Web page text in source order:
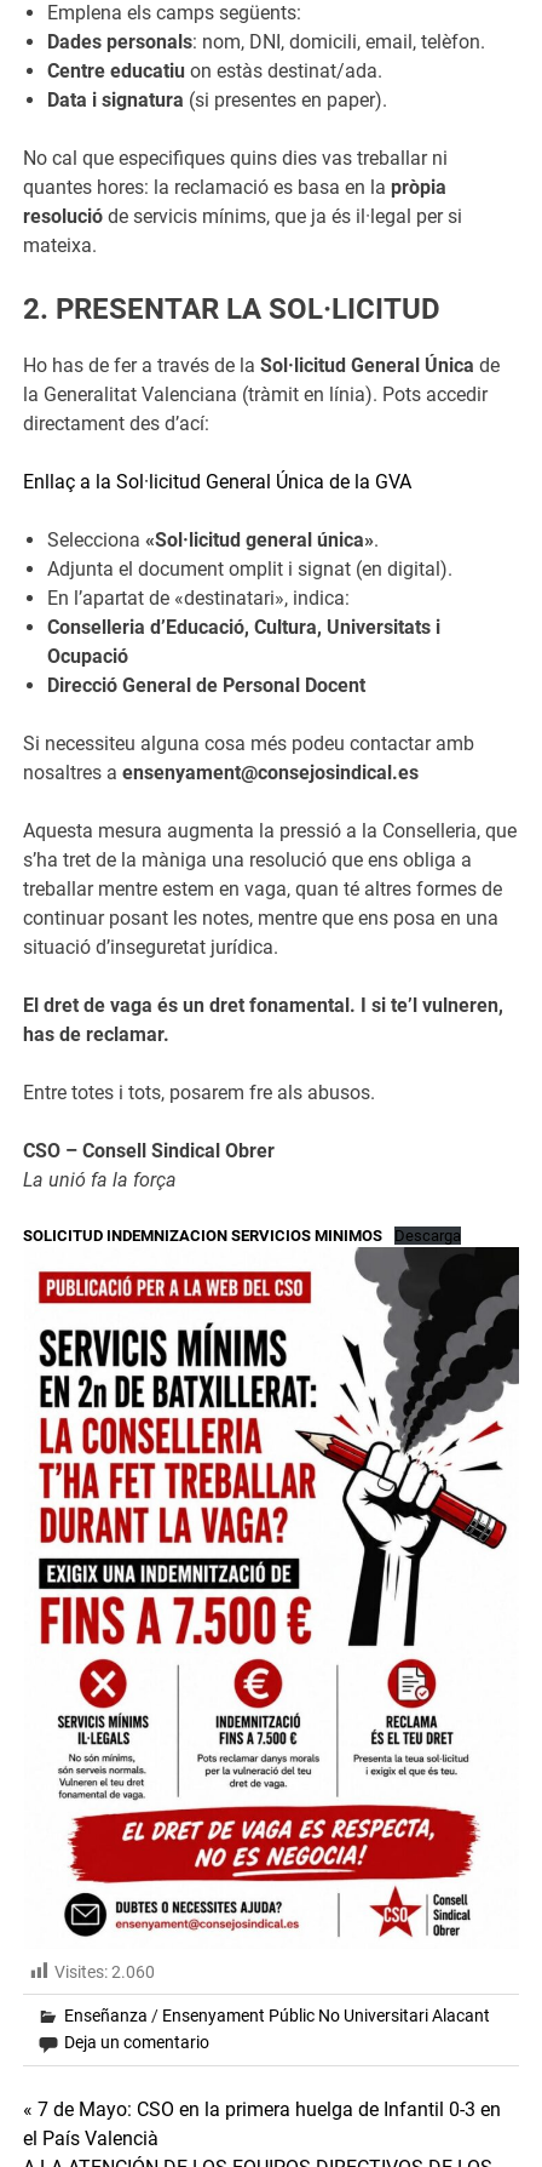
Emplena els camps següents:
Dades personals: nom, DNI, domicili, email, telèfon.
Centre educatiu on estàs destinat/ada.
Data i signatura (si presentes en paper).
No cal que especifiques quins dies vas treballar ni
quantes hores: la reclamació es basa en lapròpia
resolució de servicis mínims, que ja és il·legal per si
mateixa.
2. PRESENTAR LA SOL·LICITUD
Ho has de fer a través de laSol·licitud General Única de
la Generalitat Valenciana (tràmit en línia). Pots accedir
directament des d’ací:
Enllaç a la Sol·licitud General Única de la GVA
Selecciona«Sol·licitud general única».
Adjunta el document omplit i signat (en digital).
En l’apartat de «destinatari», indica:
Conselleria d’Educació, Cultura, Universitats i
Ocupació
Direcció General de Personal Docent
Si necessiteu alguna cosa més podeu contactar amb
nosaltres aensenyament@consejosindical.es
Aquesta mesura augmenta la pressió a la Conselleria, que
s’ha tret de la màniga una resolució que ens obliga a
treballar mentre estem en vaga, quan té altres formes de
continuar posant les notes, mentre que ens posa en una
situació d’inseguretat jurídica.
El dret de vaga és un dret fonamental. I si te’l vulneren,
has de reclamar.
Entre totes i tots, posarem fre als abusos.
CSO – Consell Sindical Obrer
La unió fa la força
SOLICITUD INDEMNIZACION SERVICIOS MINIMOS Descarga
Visites:2.060
Enseñanza / Ensenyament Públic No Universitari Alacant
Deja un comentario
Navegación
« 7 de Mayo: CSO en la primera huelga de Infantil 0-3 en
el País Valencià